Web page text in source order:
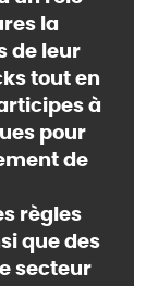
la
de leur
tout en
à
pour
de
règles
que des
secteur